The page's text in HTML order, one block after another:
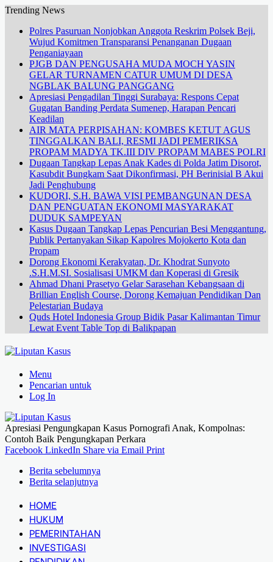
Trending News
Polres Pasuruan Nonjobkan Anggota Reskrim Polsek Beji,
Wujud Komitmen Transparansi Penanganan Dugaan
Penganiayaan
PJGB DAN PENGUSAHA MUDA MOCH YASIN
GELAR TURNAMEN CATUR UMUM DI DESA
NGBLAK BALUNG PANGGANG
Apresiasi Pengadilan Tinggi Surabaya: Respons Cepat
Gugatan Banding Perdata Sumenep, Harapan Pencari
Keadilan
AIR MATA PERPISAHAN: KOMBES KETUT AGUS
TINGGALKAN BALI, RESMI JADI PEMERIKSA
PROPAM MADYA TK.III DIV PROPAM MABES POLRI
Dugaan Tangkap Lepas Anak Kades di Polda Jatim Disorot,
Kasubdit Bungkam Saat Dikonfirmasi, PH Berinisial B Akui
Jadi Penghubung
KUDORI, S.H. BAWA VISI PEMBANGUNAN DESA
DAN PENGUATAN EKONOMI MASYARAKAT
DUDUK SAMPEYAN
Kasus Dugaan Tangkap Lepas Pencurian Besi Menggantung,
Publik Pertanyakan Sikap Kapolres Mojokerto Kota dan
Propam
Dorong Ekonomi Kerakyatan, Dr. Khodrat Sunyoto
.S.H.M.SI. Sosialisasi UMKM dan Koperasi di Gresik
Ahmad Dhani Prasetyo Gelar Sarasehan Kebangsaan di
Brillian English Course, Dorong Kemajuan Pendidikan Dan
Pelestarian Budaya
Quds Hotel Indonesia Group Bidik Pasar Kalimantan Timur
Lewat Event Table Top di Balikpapan
Menu
Pencarian untuk
Log In
Apresiasi Pengungkapan Kasus Pornografi Anak, Kompolnas:
Contoh Baik Pengungkapan Perkara
Facebook LinkedIn Share via Email Print
Berita sebelumnya
Berita selanjutnya
HOME
HUKUM
PEMERINTAHAN
INVESTIGASI